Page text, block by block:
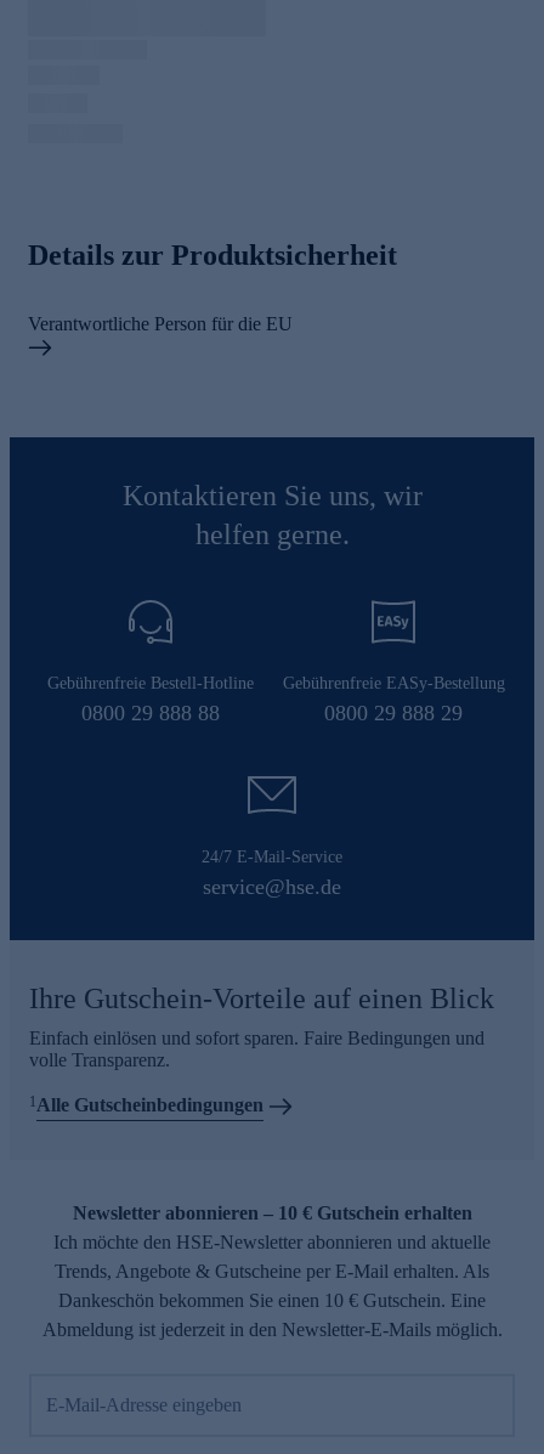
Details zur Produktsicherheit
Verantwortliche Person für die EU
Kontaktieren Sie uns, wir
helfen gerne.
Gebührenfreie Bestell-Hotline
0800 29 888 88
Gebührenfreie EASy-Bestellung
0800 29 888 29
24/7 E-Mail-Service
service@hse.de
Ihre Gutschein-Vorteile auf einen Blick
Einfach einlösen und sofort sparen. Faire Bedingungen und
volle Transparenz.
1 Alle Gutscheinbedingungen
Newsletter abonnieren – 10 € Gutschein erhalten
Ich möchte den HSE-Newsletter abonnieren und aktuelle
Trends, Angebote & Gutscheine per E-Mail erhalten. Als
Dankeschön bekommen Sie einen 10 € Gutschein. Eine
Abmeldung ist jederzeit in den Newsletter-E-Mails möglich.
E-Mail-Adresse eingeben